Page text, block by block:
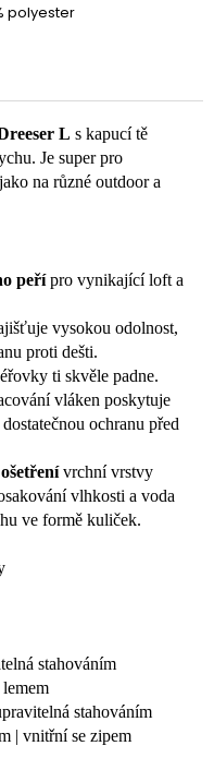
polyester
L s kapucí tě
Je super pro
na různé outdoor a
peřípro vynikající loft a
vysokou odolnost,
proti dešti.
ti skvěle padne.
vláken poskytuje
ochranu před
vrchní vrstvy
vlhkosti a voda
ve formě kuliček.
stahováním
stahováním
| vnitřní se zipem